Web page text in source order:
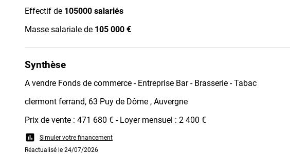
Effectif de 105000 salariés
Masse salariale de 105 000 €
Synthèse
A vendre Fonds de commerce - Entreprise Bar - Brasserie - Tabac
clermont ferrand, 63 Puy de Dôme , Auvergne
Prix de vente : 471 680 € - Loyer mensuel : 2 400 €
assessment
Simuler votre financement
Réactualisé le 24/07/2026